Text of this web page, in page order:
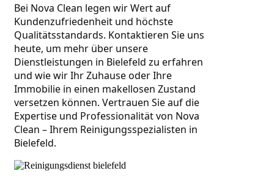
Bei Nova Clean legen wir Wert auf
Kundenzufriedenheit und höchste
Qualitätsstandards. Kontaktieren Sie uns
heute, um mehr über unsere
Dienstleistungen in Bielefeld zu erfahren
und wie wir Ihr Zuhause oder Ihre
Immobilie in einen makellosen Zustand
versetzen können. Vertrauen Sie auf die
Expertise und Professionalität von Nova
Clean – Ihrem Reinigungsspezialisten in
Bielefeld.